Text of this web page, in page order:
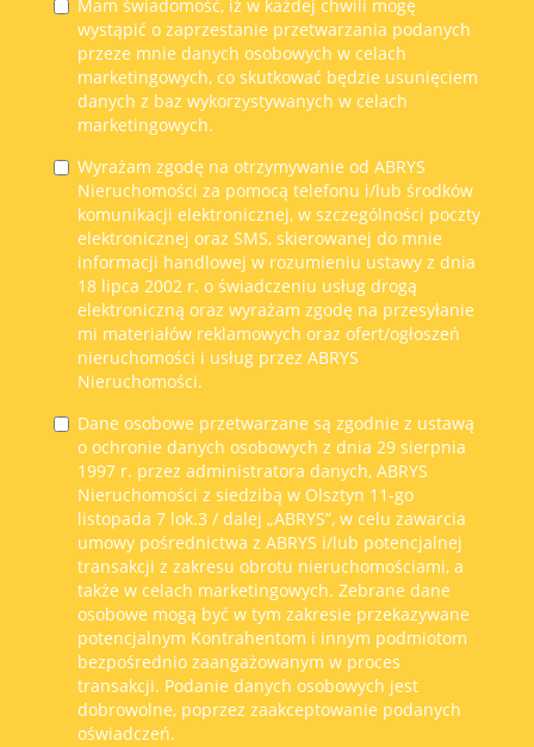
Mam świadomość, iż w każdej chwili mogę
wystąpić o zaprzestanie przetwarzania podanych
przeze mnie danych osobowych w celach
marketingowych, co skutkować będzie usunięciem
danych z baz wykorzystywanych w celach
marketingowych.
Wyrażam zgodę na otrzymywanie od ABRYS
Nieruchomości za pomocą telefonu i/lub środków
komunikacji elektronicznej, w szczególności poczty
elektronicznej oraz SMS, skierowanej do mnie
informacji handlowej w rozumieniu ustawy z dnia
18 lipca 2002 r. o świadczeniu usług drogą
elektroniczną oraz wyrażam zgodę na przesyłanie
mi materiałów reklamowych oraz ofert/ogłoszeń
nieruchomości i usług przez ABRYS
Nieruchomości.
Dane osobowe przetwarzane są zgodnie z ustawą
o ochronie danych osobowych z dnia 29 sierpnia
1997 r. przez administratora danych, ABRYS
Nieruchomości z siedzibą w Olsztyn 11-go
listopada 7 lok.3 / dalej „ABRYS”, w celu zawarcia
umowy pośrednictwa z ABRYS i/lub potencjalnej
transakcji z zakresu obrotu nieruchomościami, a
także w celach marketingowych. Zebrane dane
osobowe mogą być w tym zakresie przekazywane
potencjalnym Kontrahentom i innym podmiotom
bezpośrednio zaangażowanym w proces
transakcji. Podanie danych osobowych jest
dobrowolne, poprzez zaakceptowanie podanych
oświadczeń.